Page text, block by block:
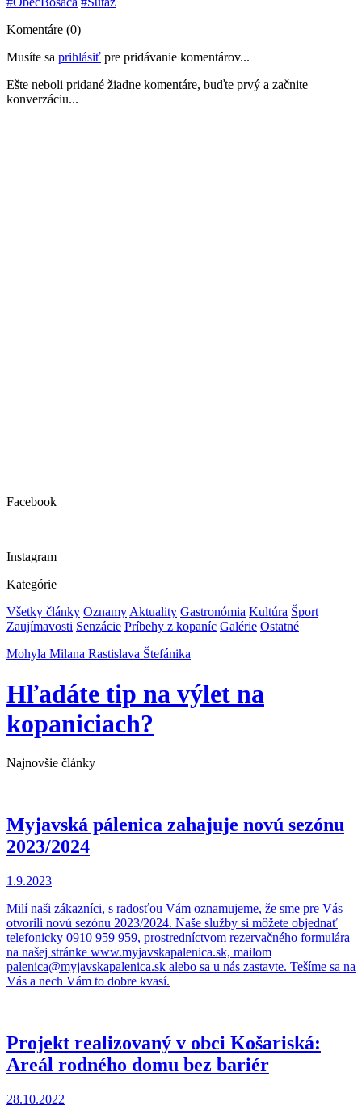
Komentáre (0)
Musíte sa prihlásiť pre pridávanie komentárov...
Ešte neboli pridané žiadne komentáre, buďte prvý a začnite
konverzáciu...
Facebook
Instagram
Kategórie
Všetky články Oznamy Aktuality Gastronómia Kultúra Šport
Zaujímavosti Senzácie Príbehy z kopaníc Galérie Ostatné
Mohyla Milana Rastislava Štefánika
Hľadáte tip na výlet na
kopaniciach?
Najnovšie články
Myjavská pálenica zahajuje novú sezónu
2023/2024
1.9.2023
Milí naši zákazníci, s radosťou Vám oznamujeme, že sme pre Vás
otvorili novú sezónu 2023/2024. Naše služby si môžete objednať
telefonicky 0910 959 959, prostredníctvom rezervačného formulára
na našej stránke www.myjavskapalenica.sk, mailom
palenica@myjavskapalenica.sk alebo sa u nás zastavte. Tešíme sa na
Vás a nech Vám to dobre kvasí.
Projekt realizovaný v obci Košariská:
Areál rodného domu bez bariér
28.10.2022